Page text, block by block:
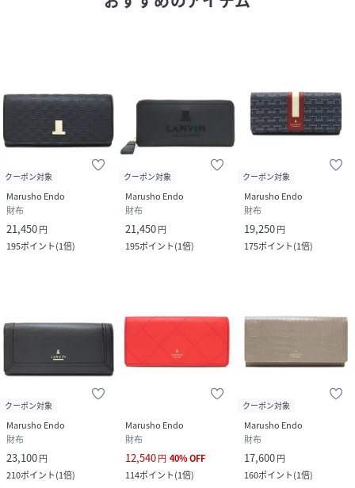
クーポン対象
Marusho Endo
財布
21,450円
195ポイント(1倍)
クーポン対象
Marusho Endo
財布
21,450円
195ポイント(1倍)
クーポン対象
Marusho Endo
財布
19,250円
175ポイント(1倍)
クーポン対象
Marusho Endo
財布
23,100円
210ポイント(1倍)
Marusho Endo
財布
12,540円 40%OFF
114ポイント(1倍)
クーポン対象
Marusho Endo
財布
17,600円
160ポイント(1倍)